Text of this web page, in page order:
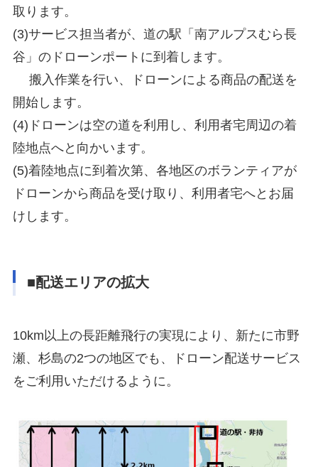
取ります。
(3)サービス担当者が、道の駅「南アルプスむら長
谷」のドローンポートに到着します。
搬入作業を行い、ドローンによる商品の配送を
開始します。
(4)ドローンは空の道を利用し、利用者宅周辺の着
陸地点へと向かいます。
(5)着陸地点に到着次第、各地区のボランティアが
ドローンから商品を受け取り、利用者宅へとお届
けします。
■配送エリアの拡大
10km以上の長距離飛行の実現により、新たに市野
瀬、杉島の2つの地区でも、ドローン配送サービス
をご利用いただけるように。